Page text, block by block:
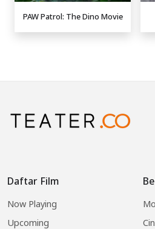
PAW Patrol: The Dino Movie
Daftar Film
Now Playing
Upcoming